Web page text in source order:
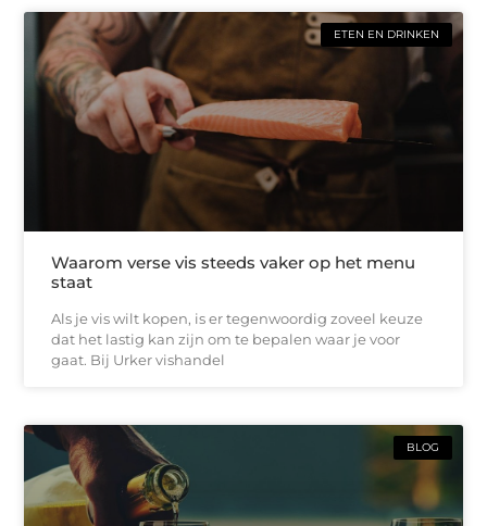
ETEN EN DRINKEN
Waarom verse vis steeds vaker op het menu
staat
Als je vis wilt kopen, is er tegenwoordig zoveel keuze
dat het lastig kan zijn om te bepalen waar je voor
gaat. Bij Urker vishandel
BLOG